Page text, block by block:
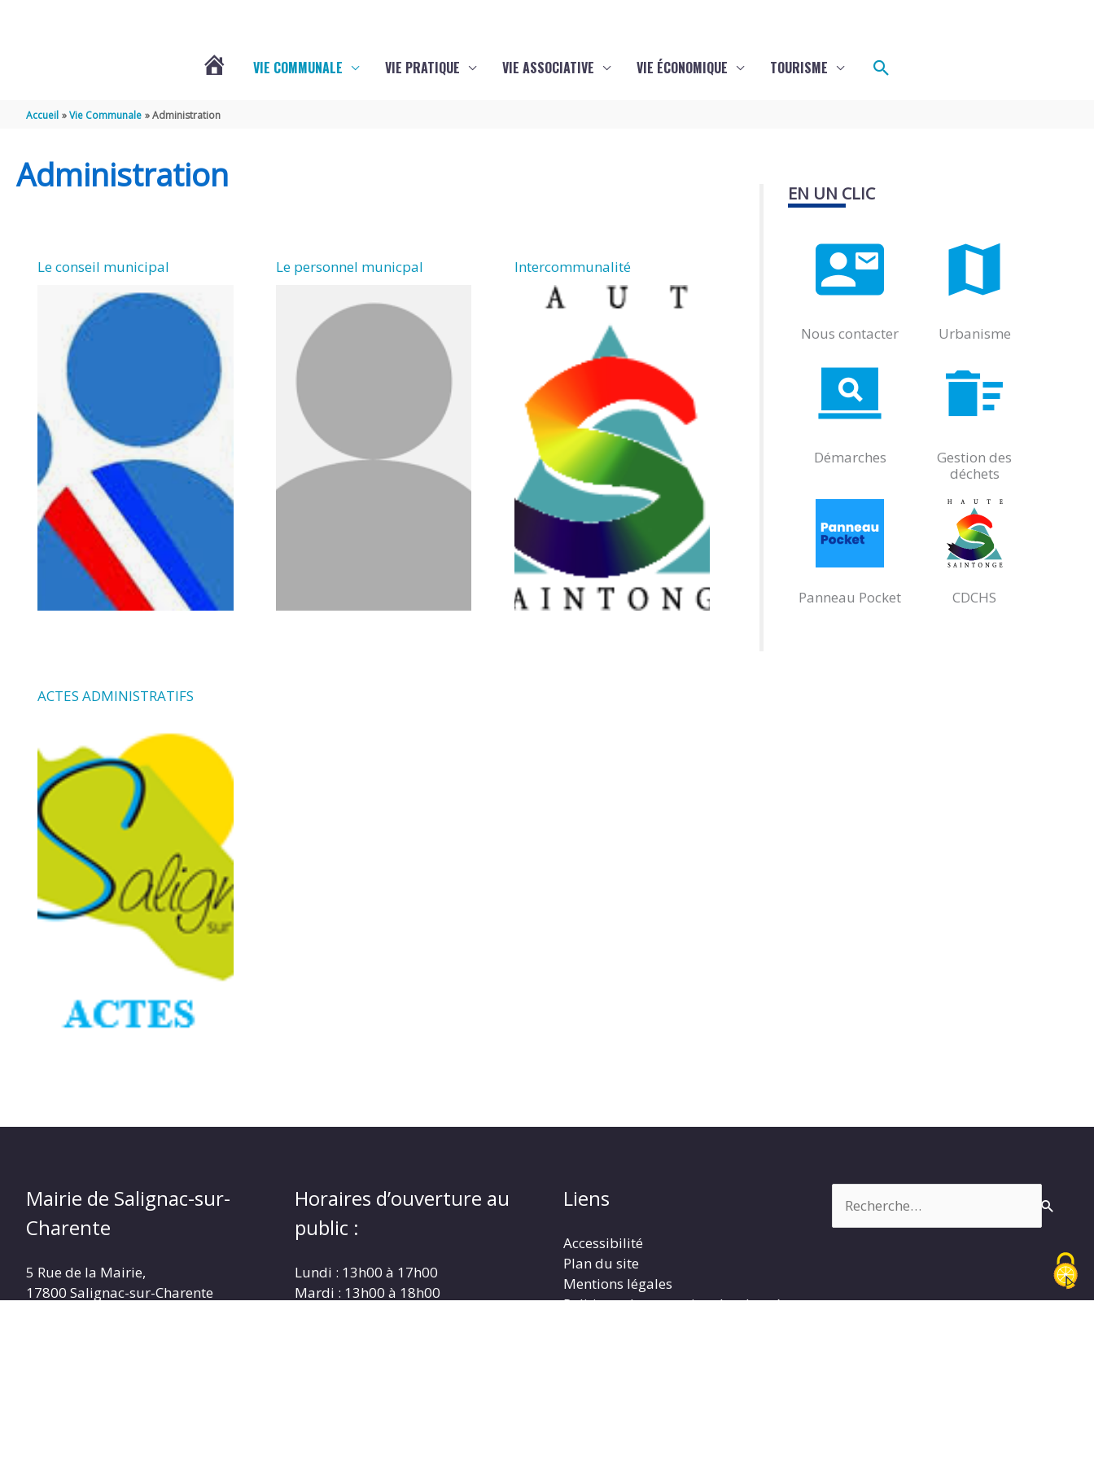
VIE COMMUNALE VIE PRATIQUE VIE ASSOCIATIVE VIE ÉCONOMIQUE TOURISME Rechercher
Accueil Vie Communale Administration
Administration
Le conseil municipal Le personnel municpal Intercommunalité
ACTES ADMINISTRATIFS
EN UN CLIC
Nous contacter Urbanisme
Démarches
Gestion des
déchets
Panneau Pocket CDCHS
Mairie de Salignac-sur-
Charente
5 Rue de la Mairie,
17800 Salignac-sur-Charente
Horaires d’ouverture au
public :
Lundi : 13h00 à 17h00
Mardi : 13h00 à 18h00
Liens
Accessibilité
Plan du site
Mentions légales
Politique de protection des données